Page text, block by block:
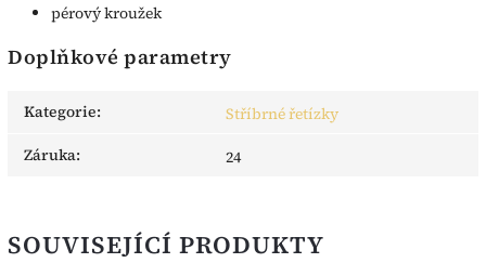
pérový kroužek
Doplňkové parametry
Kategorie:
Stříbrné řetízky
Záruka: 24
SOUVISEJÍCÍ PRODUKTY